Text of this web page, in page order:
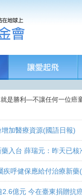
是勝利—不讓任何一位癌
加醫療資源(國語日報)
入台 薛瑞元：昨天已
呼健保應給付治療新藥
億元 今在臺東捐贈抗